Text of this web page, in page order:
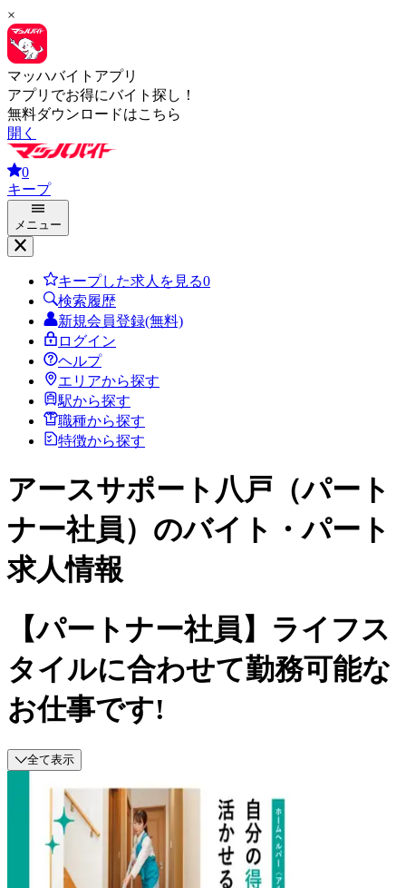
×
マッハバイトアプリ
アプリでお得にバイト探し！
無料ダウンロードはこちら
開く
0
キープ
メニュー
キープした求人を見る0
検索履歴
新規会員登録(無料)
ログイン
ヘルプ
エリアから探す
駅から探す
職種から探す
特徴から探す
アースサポート八戸（パート
ナー社員）のバイト・パート
求人情報
【パートナー社員】ライフス
タイルに合わせて勤務可能な
お仕事です!
全て表示